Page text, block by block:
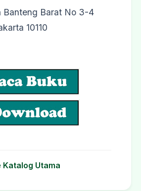
Banteng Barat No 3-4
10110
Katalog Utama